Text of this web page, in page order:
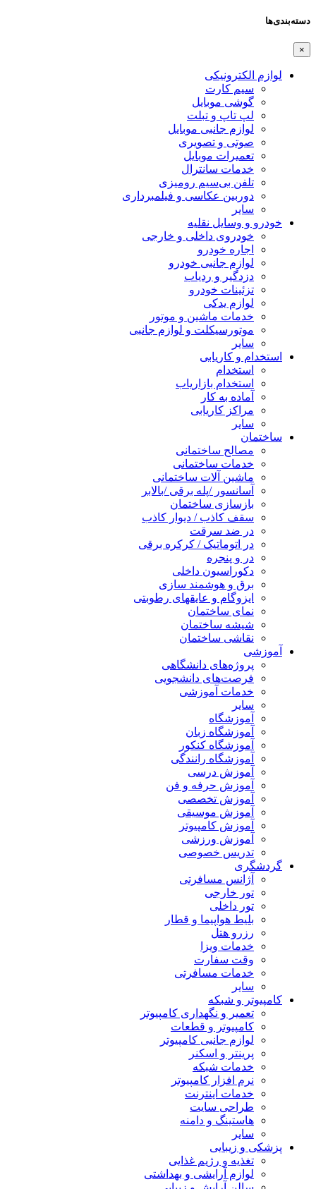
دسته‌بندی‌ها
×
لوازم الکترونیکی
سیم کارت
گوشی موبایل
لپ تاپ و تبلت
لوازم جانبی موبایل
صوتی و تصویری
تعمیرات موبایل
خدمات سانترال
تلفن بی‌سیم رومیزی
دوربین عکاسی و فیلمبرداری
سایر
خودرو و وسایل نقلیه
خودروی داخلی و خارجی
اجاره خودرو
لوازم جانبی خودرو
دزدگیر و ردیاب
تزئینات خودرو
لوازم یدکی
خدمات ماشین و موتور
موتورسیکلت و لوازم جانبی
سایر
استخدام و کاریابی
استخدام
استخدام بازاریاب
آماده به کار
مراکز کاریابی
سایر
ساختمان
مصالح ساختمانی
خدمات ساختمانی
ماشین آلات ساختمانی
آسانسور /پله برقی /بالابر
بازسازی ساختمان
سقف کاذب / دیوار کاذب
در ضد سرقت
در اتوماتیک / کرکره برقی
در و پنجره
دکوراسیون داخلی
برق و هوشمند سازی
ایزوگام و عایقهای رطوبتی
نمای ساختمان
شیشه ساختمان
نقاشی ساختمان
آموزشی
پروژه‌های دانشگاهی
فرصت‌های دانشجویی
خدمات آموزشی
سایر
آموزشگاه
آموزشگاه زبان
آموزشگاه کنکور
آموزشگاه رانندگی
آموزش درسی
آموزش حرفه و فن
آموزش تخصصی
آموزش موسیقی
آموزش کامپیوتر
آموزش ورزشی
تدریس خصوصی
گردشگری
آژانس مسافرتی
تور خارجی
تور داخلی
بلیط هواپیما و قطار
رزرو هتل
خدمات ویزا
وقت سفارت
خدمات مسافرتی
سایر
کامپیوتر و شبکه
تعمیر و نگهداری کامپیوتر
کامپیوتر و قطعات
لوازم جانبی کامپیوتر
پرینتر و اسکنر
خدمات شبکه
نرم افزار کامپیوتر
خدمات اینترنت
طراحی سایت
هاستینگ و دامنه
سایر
پزشکی و زیبایی
تغذیه و رژیم غذایی
لوازم آرایشی و بهداشتی